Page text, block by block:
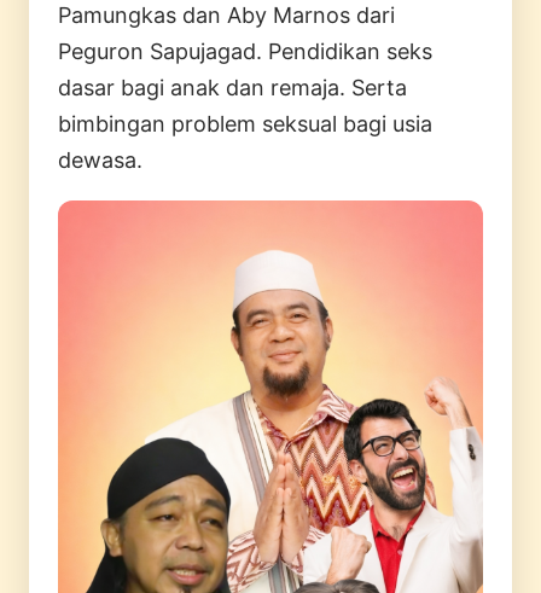
Pamungkas dan Aby Marnos dari
Peguron Sapujagad. Pendidikan seks
dasar bagi anak dan remaja. Serta
bimbingan problem seksual bagi usia
dewasa.